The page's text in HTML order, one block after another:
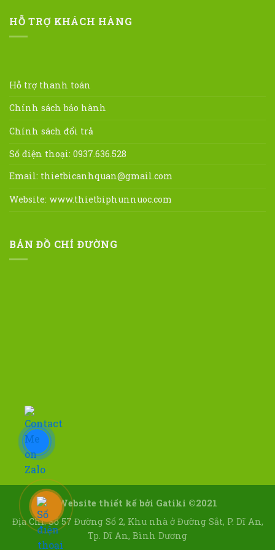
HỖ TRỢ KHÁCH HÀNG
Hỗ trợ thanh toán
Chính sách bảo hành
Chính sách đổi trả
Số điện thoại: 0937.636.528
Email: thietbicanhquan@gmail.com
Website: www.thietbiphunnuoc.com
BẢN ĐỒ CHỈ ĐƯỜNG
Website thiết kế bởi Gatiki ©2021
Địa Chỉ: Số 57 Đường Số 2, Khu nhà ở Đường Sắt, P. Dĩ An,
Tp. Dĩ An, Bình Dương